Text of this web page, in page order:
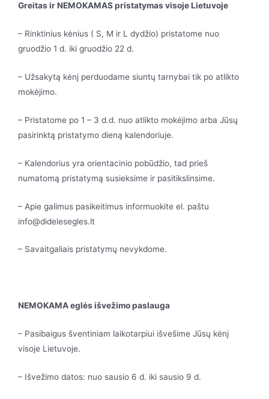
Greitas ir NEMOKAMAS pristatymas visoje Lietuvoje
– Rinktinius kėnius ( S, M ir L dydžio) pristatome nuo
gruodžio 1 d. iki gruodžio 22 d.
– Užsakytą kėnį perduodame siuntų tarnybai tik po atlikto
mokėjimo.
– Pristatome po 1 – 3 d.d. nuo atlikto mokėjimo arba Jūsų
pasirinktą pristatymo dieną kalendoriuje.
– Kalendorius yra orientacinio pobūdžio, tad prieš
numatomą pristatymą susieksime ir pasitikslinsime.
– Apie galimus pasikeitimus informuokite el. paštu
info@didelesegles.lt
– Savaitgaliais pristatymų nevykdome.
NEMOKAMA eglės išvežimo paslauga
– Pasibaigus šventiniam laikotarpiui išvešime Jūsų kėnį
visoje Lietuvoje.
– Išvežimo datos: nuo sausio 6 d. iki sausio 9 d.